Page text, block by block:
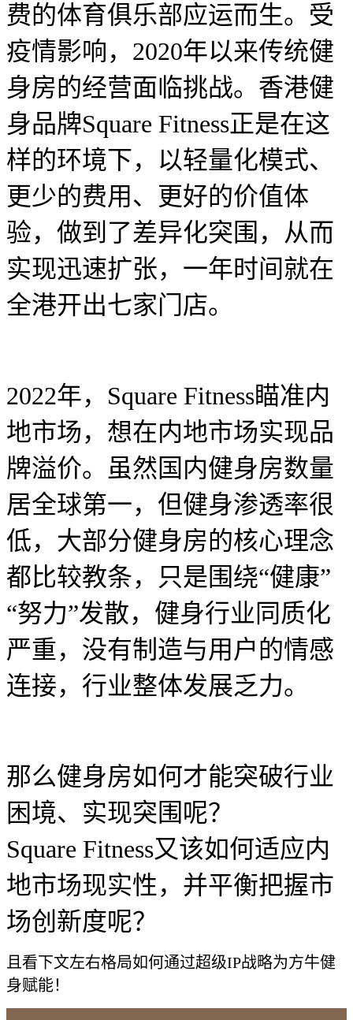
费的体育俱乐部应运而生。受
疫情影响， 2020年以来传统健
身房的经营面临挑战。香港健
身品牌Square Fitness正是在这
样的环境下，以轻量化模式、
更少的费用、更好的价值体
验，做到了差异化突围，从而
实现迅速扩张，一年时间就在
全港开出七家门店。
2022年，Square Fitness瞄准内
地市场，想在内地市场实现品
牌溢价。虽然国内健身房数量
居全球第一，但健身渗透率很
低，大部分健身房的核心理念
都比较教条，只是围绕“健康”
“努力”发散，健身行业同质化
严重，没有制造与用户的情感
连接，行业整体发展乏力。
那么健身房如何才能突破行业
困境、实现突围呢？
Square Fitness又该如何适应内
地市场现实性，并平衡把握市
场创新度呢？
且看下文左右格局如何通过超级IP战略为方牛健
身赋能！